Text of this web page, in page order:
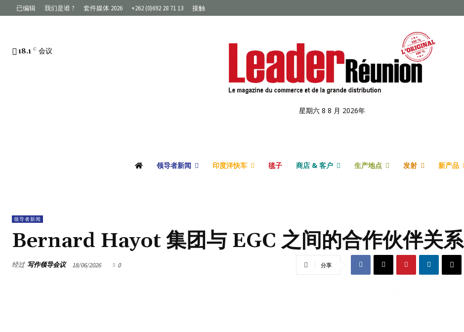
已编辑 我们是谁 ? 套件媒体 2026 +262 (0)692 28 71 13 接触
18.1 C 会议
星期六 8 8 月 2026年
领导者新闻 印度洋快车 毯子 商店 & 客户 生产地点 发射 新产品
领导者新闻
Bernard Hayot 集团与 EGC 之间的合作伙伴关系
经过 写作领导会议 18/06/2026 0 分享